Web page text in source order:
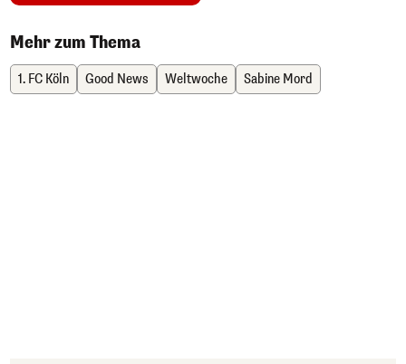
Mehr zum Thema
1. FC Köln Good News Weltwoche Sabine Mord